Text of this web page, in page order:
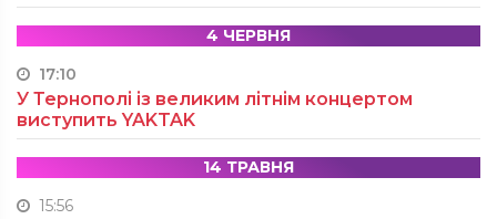
4 ЧЕРВНЯ
17:10
У Тернополі із великим літнім концертом
виступить YAKTAK
14 ТРАВНЯ
15:56